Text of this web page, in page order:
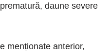
daune severe
menționate anterior,